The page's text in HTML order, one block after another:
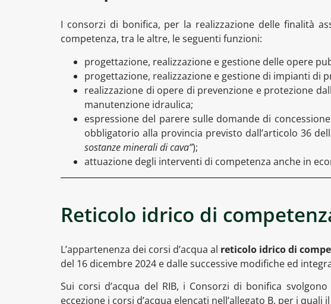
I consorzi di bonifica, per la realizzazione delle finalità
competenza, tra le altre, le seguenti funzioni:
progettazione, realizzazione e gestione delle opere
progettazione, realizzazione e gestione di impianti di
realizzazione di opere di prevenzione e protezione
manutenzione idraulica;
espressione del parere sulle domande di
obbligatorio alla provincia previsto dall’articolo 36
sostanze minerali di cava”);
attuazione degli interventi di competenza anche in
Reticolo idrico di
L’appartenenza dei corsi d’acqua al reticolo idrico di
del 16 dicembre 2024 e dalle successive modifiche ed
Sui corsi d’acqua del RIB, i Consorzi di bonifica
eccezione i corsi d’acqua elencati nell’allegato B, per i